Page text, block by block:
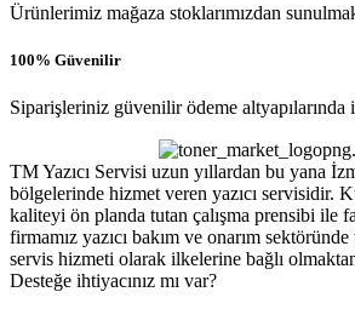
Ürünlerimiz mağaza stoklarımızdan
100% Güvenilir
Siparişleriniz güvenilir ödeme altyapılarında
TM Yazıcı Servisi uzun yıllardan bu yana
bölgelerinde hizmet veren yazıcı servisidir.
kaliteyi ön planda tutan çalışma prensibi ile
firmamız yazıcı bakım ve onarım
servis hizmeti olarak ilkelerine bağlı
Desteğe ihtiyacınız mı var?